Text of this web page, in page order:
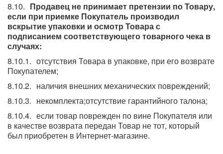
Продавец не принимает претензии по Товару,
если при приемке Покупатель производил
вскрытие упаковки и осмотр Товара с
подписанием соответствующего товарного чека в
случаях:
отсутствия Товара в упаковке, при его возврате
Покупателем;
наличия внешних механических повреждений;
некомплекта;отсутствие гарантийного талона;
если товар поврежден по вине Покупателя или
в качестве возврата передан Товар не тот, который
был приобретен в Интернет-магазине.